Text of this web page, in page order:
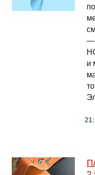
—
и